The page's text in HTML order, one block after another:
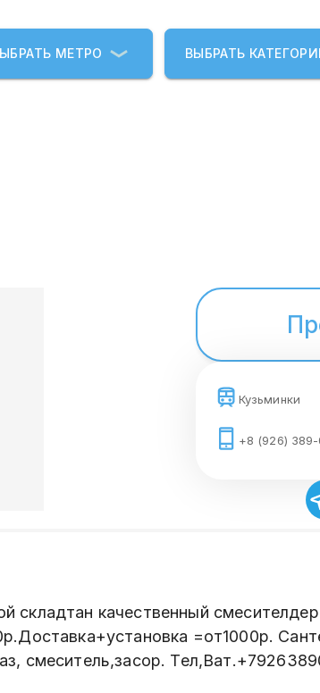
МЕТРО ВЫБРАТЬ
Кузьминки
+8 (926)
складтан качественный
=от1000р.
смеситель,засор.